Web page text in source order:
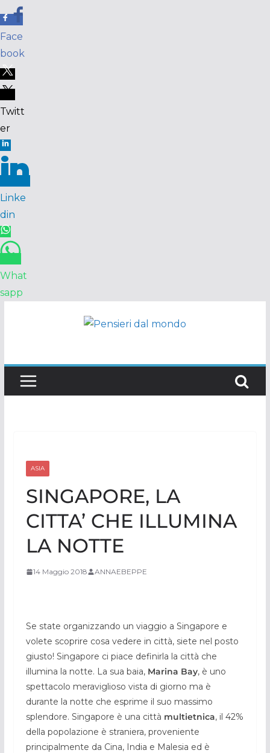
Face
book
Twitt
er
Linke
din
What
sapp
ASIA
SINGAPORE, LA
CITTA’ CHE ILLUMINA
LA NOTTE
14 Maggio 2018 ANNAEBEPPE
Se state organizzando un viaggio a Singapore e
volete scoprire cosa vedere in città, siete nel posto
giusto! Singapore ci piace definirla la città che
illumina la notte. La sua baia, Marina Bay, è uno
spettacolo meraviglioso vista di giorno ma è
durante la notte che esprime il suo massimo
splendore. Singapore è una città multietnica, il 42%
della popolazione è straniera, proveniente
principalmente da Cina, India e Malesia ed è